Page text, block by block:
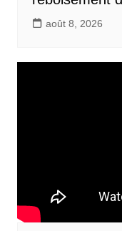
août 8, 2026